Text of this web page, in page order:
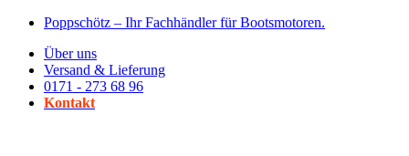
Zum
wechseln
Poppschötz – Ihr Fachhändler für Bootsmotoren.
Über uns
Versand & Lieferung
0171 - 273 68 96
Kontakt